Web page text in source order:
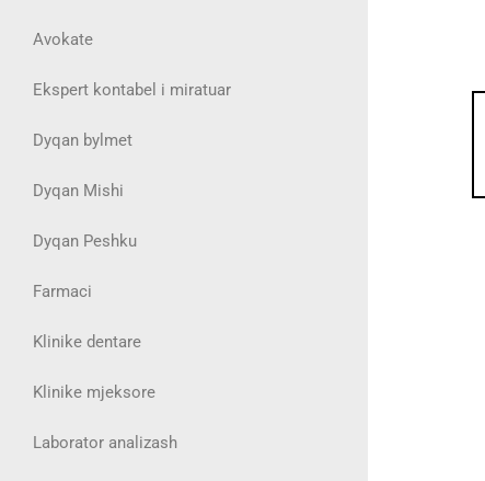
Avokate
Ekspert kontabel i miratuar
Dyqan bylmet
Dyqan Mishi
Dyqan Peshku
Farmaci
Klinike dentare
Klinike mjeksore
Laborator analizash